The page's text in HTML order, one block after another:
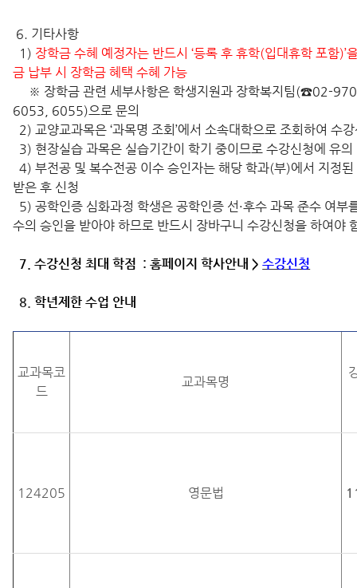
6. 기타사항
1) 장학금 수혜 예정자는 반드시 ‘등록 후 휴학(입대휴학 포함)’
금 납부 시 장학금 혜택 수혜 가능
※ 장학금 관련 세부사항은 학생지원과 장학복지팀(☎02-
6053, 6055)으로 문의
2) 교양교과목은 ‘과목명 조회’에서 소속대학으로 조회하여 수
3) 현장실습 과목은 실습기간이 학기 중이므로 수강신청에 유의
4) 부전공 및 복수전공 이수 승인자는 해당 학과(부)에서 지정
받은 후 신청
5) 공학인증 심화과정 학생은 공학인증 선·후수 과목 준수 여부
수의 승인을 받아야 하므로 반드시 장바구니 수강신청을 하여야
7. 수강신청 최대 학점 : 홈페이지 학사안내 >수강신청
8. 학년제한 수업 안내
교과목코
드
교과목명
124205 영문법